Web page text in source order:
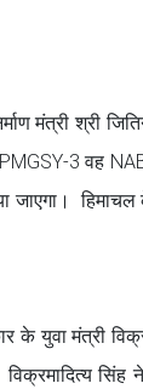
मंत्री श्री
3 वह
जाएगा।
मंत्री